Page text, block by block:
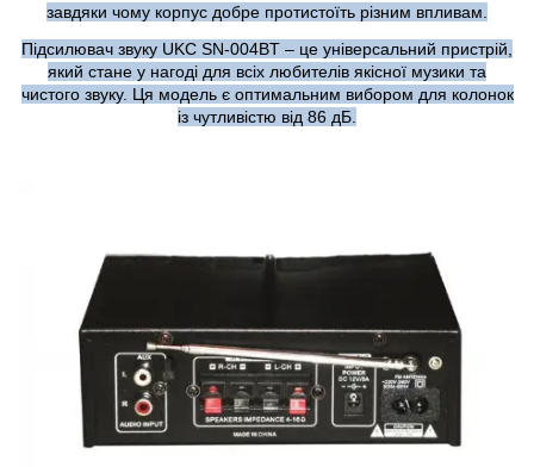
завдяки чому корпус добре протистоїть різним впливам.
Підсилювач звуку UKC SN-004BT – це універсальний пристрій,
який стане у нагоді для всіх любителів якісної музики та
чистого звуку. Ця модель є оптимальним вибором для колонок
із чутливістю від 86 дБ.